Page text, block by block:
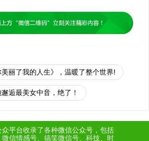
丽了我的人生》，​温暖了整个世界!
逅最美女中音，绝了！
众平台收录了各种微信公众号 ，包括
信情感号、搞笑微信号、科技、时